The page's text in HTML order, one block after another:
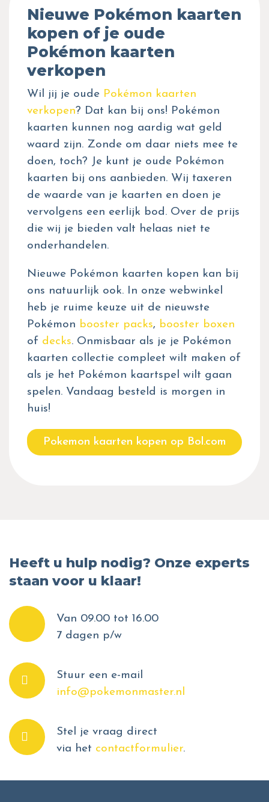
Nieuwe Pokémon kaarten
kopen of je oude
Pokémon kaarten
verkopen
Wil jij je oude Pokémon kaarten
verkopen? Dat kan bij ons! Pokémon
kaarten kunnen nog aardig wat geld
waard zijn. Zonde om daar niets mee te
doen, toch? Je kunt je oude Pokémon
kaarten bij ons aanbieden. Wij taxeren
de waarde van je kaarten en doen je
vervolgens een eerlijk bod. Over de prijs
die wij je bieden valt helaas niet te
onderhandelen.
Nieuwe Pokémon kaarten kopen kan bij
ons natuurlijk ook. In onze webwinkel
heb je ruime keuze uit de nieuwste
Pokémon booster packs, booster boxen
of decks. Onmisbaar als je je Pokémon
kaarten collectie compleet wilt maken of
als je het Pokémon kaartspel wilt gaan
spelen. Vandaag besteld is morgen in
huis!
Pokemon kaarten kopen op Bol.com
Heeft u hulp nodig? Onze experts
staan voor u klaar!
Van 09.00 tot 16.00
7 dagen p/w
Stuur een e-mail
info@pokemonmaster.nl
Stel je vraag direct
via het contactformulier.